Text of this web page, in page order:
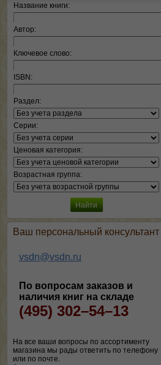
Название книги:
Автор:
Ключевое слово:
ISBN:
Раздел:
Серии:
Ценовая категория:
Возрастная группа:
Ваш персональный консультант
vsdn@vsdn.ru
По вопросам заказов и
наличия книг на складе
(495) 302–54–13
На все ваши вопросы по ассортименту
магазина мы рады ответить по телефону
или по почте.